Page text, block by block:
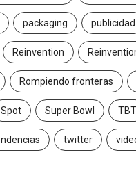
packaging publicidad
Reinvention
Rompiendo fronteras
Spot Super Bowl TBT
twitter